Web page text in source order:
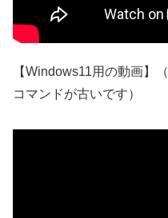
【Windows11用の動画】
コマンドが古いです）